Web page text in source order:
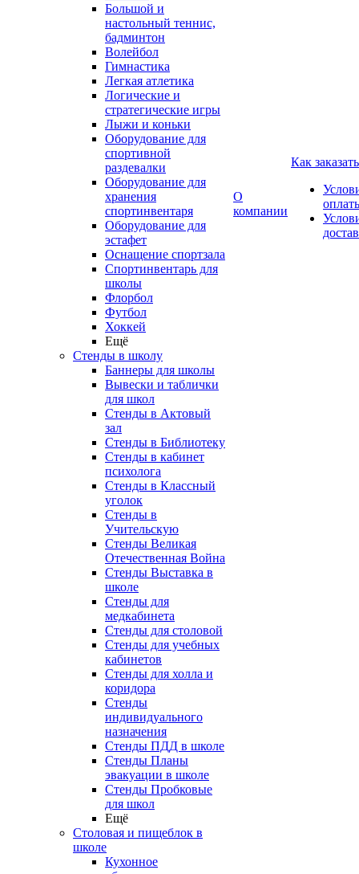
Большой и
настольный теннис,
бадминтон
Волейбол
Гимнастика
Легкая атлетика
Логические и
стратегические игры
Лыжи и коньки
Оборудование для
спортивной
раздевалки
Оборудование для
хранения
спортинвентаря
Оборудование для
эстафет
Оснащение спортзала
Спортинвентарь для
школы
Флорбол
Футбол
Хоккей
Ещё
Стенды в школу
Баннеры для школы
Вывески и таблички
для школ
Стенды в Актовый
зал
Стенды в Библиотеку
Стенды в кабинет
психолога
Стенды в Классный
уголок
Стенды в
Учительскую
Стенды Великая
Отечественная Война
Стенды Выставка в
школе
Стенды для
медкабинета
Стенды для столовой
Стенды для учебных
кабинетов
Стенды для холла и
коридора
Стенды
индивидуального
назначения
Стенды ПДД в школе
Стенды Планы
эвакуации в школе
Стенды Пробковые
для школ
Ещё
Столовая и пищеблок в
школе
Кухонное
О
компании
Как